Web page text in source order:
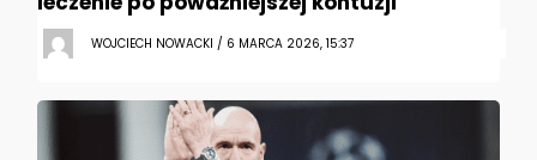
WOJCIECH NOWACKI / 6 MARCA 2026, 15:37